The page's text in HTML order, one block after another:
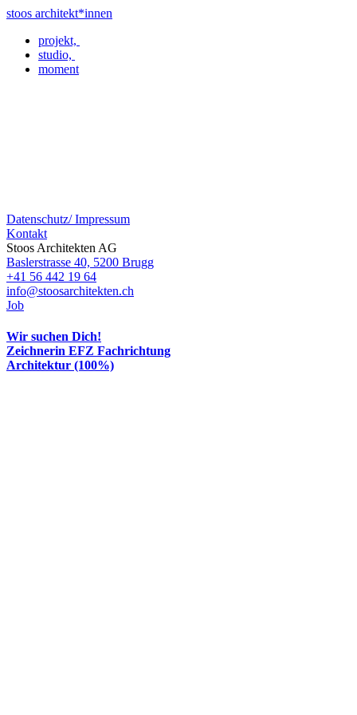
stoos architekt*innen
projekt,
studio,
moment
Datenschutz/ Impressum
Kontakt
Stoos Architekten AG
Baslerstrasse 40, 5200 Brugg
+41 56 442 19 64
info@stoosarchitekten.ch
Job
Wir suchen Dich!
Zeichnerin EFZ Fachrichtung
Architektur (100%)